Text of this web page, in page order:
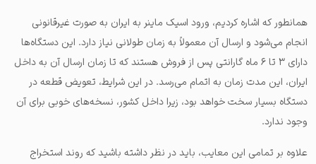
همانطور که اشاره کردیم، ورود اسیک ماینر به ایران به صورت غیرقانونی
انجام می‌شود و ارسال آن معمولاً به زمان طولانی نیاز دارد. این دستگاه‌ها
دارای ۳ تا ۶ ماه گارانتی پس از فروش هستند که تا زمان ارسال آن به داخل
ایران، این مدت زمان به اتمام می‌رسد. در این شرایط، تعویض قطعه در
دستگاه بسیار سخت خواهد بود، زیرا داخل کشور، نسخه‌های خوبی برای آن
وجود ندارد.
علاوه بر تمامی این معایب، باید در نظر داشته باشید که روند استخراج